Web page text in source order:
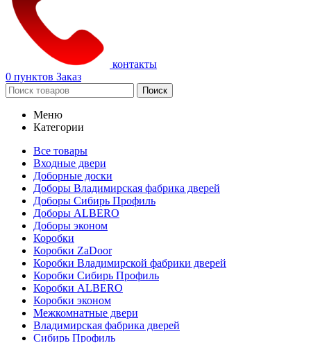
контакты
0 пунктов Заказ
Поиск
Меню
Категории
Все товары
Входные двери
Доборные доски
Доборы Владимирская фабрика дверей
Доборы Сибирь Профиль
Доборы ALBERO
Доборы эконом
Коробки
Коробки ZaDoor
Коробки Владимирской фабрики дверей
Коробки Сибирь Профиль
Коробки ALBERO
Коробки эконом
Межкомнатные двери
Владимирская фабрика дверей
Сибирь Профиль